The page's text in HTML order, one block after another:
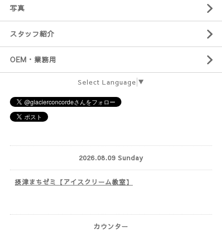
写真
スタッフ紹介
OEM・業務用
Select Language ▼
2026.08.09 Sunday
摂津まちゼミ【アイスクリーム教室】
カウンター